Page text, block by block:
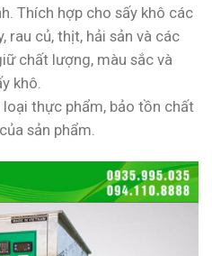
Thích hợp cho sấy khô các
rau củ, thịt, hải sản và các
chất lượng, màu sắc và
khô.
loại thực phẩm, bảo tồn chất
sản phẩm.